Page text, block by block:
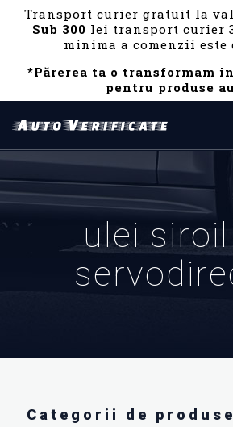
Transport curier gratuit la
Sub 300 lei transport curier
minima a comenzii este
*Părerea ta o transformam
pentru produse
ulei
Categorii de produse